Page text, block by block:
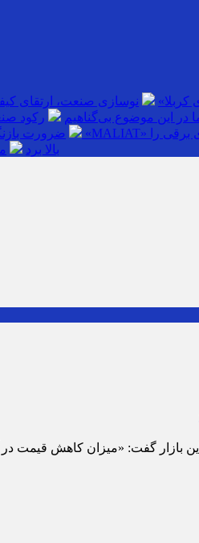
کربلا»
نوسازی صنعت، ارتقای
در این موضوع بی‌گناهیم
رکود
ضرورت
را
بالا برد
گفت: «میزان کاهش قیمت در